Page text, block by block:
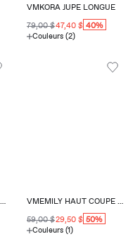
VMKORA JUPE LONGUE
79,00 $47,40 $ 40%
Couleurs (2)
59,00 $29,50 $ 50%
Couleurs (1)